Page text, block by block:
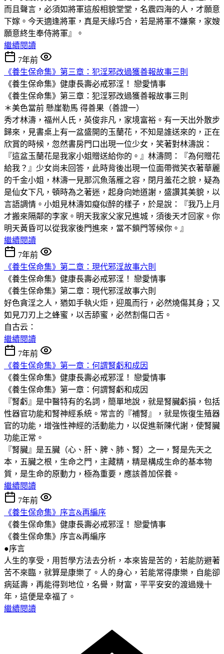
而且聲言，必須如將軍這般相貌堂堂，名震四海的人，才願意
下嫁。今天適逢將軍，真是天緣巧合，若是將軍不嫌棄，家嫂
願意終生奉侍將軍』。
繼續閱讀
7年前
《養生保命集》第三章：犯淫邪改過獲善報故事三則
《養生保命集》健康長壽必戒邪淫！ 戀愛情事
《養生保命集》第三章：犯淫邪改過獲善報故事三則
＊美色當前 懸崖勒馬 得善果（善證一）
秀才林濤，福州人氏，英俊非凡，家境富裕。有一天出外散步
歸來，見書桌上有一盆盛開的玉蘭花，不知是誰送來的，正在
欣賞的時候，忽然書房門口出現一位少女，笑著對林濤說：
『這盆玉蘭花是我家小姐贈送給你的。』林濤問：『為何贈花
給我？』少女尚未回答，此時背後出現一位面帶微笑衣著華麗
的千金小姐，林濤一見那沉魚落雁之容，閉月羞花之貌，疑為
是仙女下凡，頓時為之著迷，起身向她道謝，盛讚其美貌，以
言語調情。小姐見林濤如癡似醉的樣子，於是說：『我乃上月
才搬來隔鄰的李家。明天我家父家兄進城，須後天才回家。你
明天黃昏可以從我家後門進來，當不鎖門等候你。』
繼續閱讀
7年前
《養生保命集》第二章：現代邪淫故事六則
《養生保命集》健康長壽必戒邪淫！ 戀愛情事
《養生保命集》第二章：現代邪淫故事六則
好色貪淫之人，猶如手執火炬，迎風而行，必然燒傷其身；又
如見刀刃上之蜂蜜，以舌舔蜜，必然割傷口舌。
自古云：
繼續閱讀
7年前
《養生保命集》第一章：何謂腎虧和成因
《養生保命集》健康長壽必戒邪淫！ 戀愛情事
《養生保命集》第一章：何謂腎虧和成因
『腎虧』是中醫特有的名詞，簡單地說，就是腎臟虧損，包括
性器官功能和腎神經系統。常言的『補腎』，就是恢復生殖器
官的功能，增強性神經的活動能力，以促進新陳代謝，使腎臟
功能正常。
『腎臟』是五臟（心、肝、脾、肺、腎）之一，腎是先天之
本，五臟之根，生命之門，主藏精，精是構成生命的基本物
質，是生命的原動力，極為重要，應該善加保養。
繼續閱讀
7年前
《養生保命集》序言&再編序
《養生保命集》健康長壽必戒邪淫！ 戀愛情事
《養生保命集》序言&再編序
●序言
人生的享受，用哲學方法去分析，本來皆是苦的，若能防避著
苦不來臨，就算是康樂了。人的身心，若能常得康樂，自能卻
病延壽，再能得到地位，名譽，財富，平平安安的渡過幾十
年，這便是幸福了。
繼續閱讀